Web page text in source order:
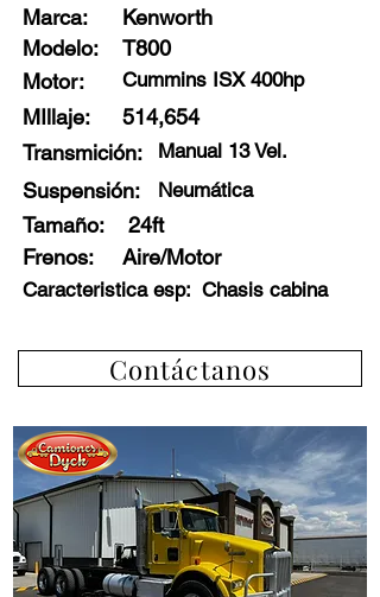
Marca:
Kenworth
T800
Modelo:
Motor:
Cummins ISX 400hp
MIllaje:
514,654
Transmición:
Manual 13 Vel.
Suspensión: Neumática
Tamaño:
24ft
Frenos: Aire/Motor
Caracteristica esp: Chasis cabina
Contáctanos